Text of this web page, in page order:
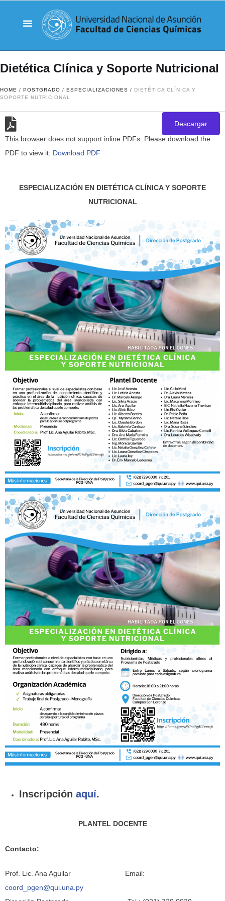
Dietética Clínica y Soporte Nutricional
HOME / POSTGRADO / ESPECIALIZACIONES / DIETÉTICA CLÍNICA Y
SOPORTE NUTRICIONAL
Descargar
This browser does not support inline PDFs. Please download the
PDF to view it: Download PDF
ESPECIALIZACIÓN EN DIETÉTICA CLÍNICA Y SOPORTE
NUTRICIONAL
Inscripción aquí.
PLANTEL DOCENTE
Contacto:
Prof. Lic. Ana Aguilar Email:
coord_pgen@qui.una.py